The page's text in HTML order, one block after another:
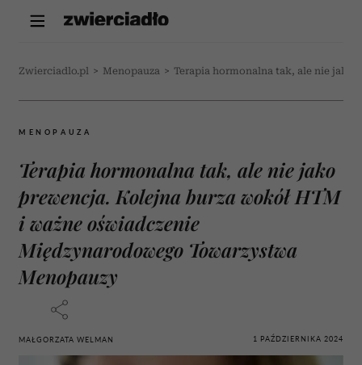
Zwierciadlo.pl > Menopauza > Terapia hormonalna tak, ale nie jako
MENOPAUZA
Terapia hormonalna tak, ale nie jako
prewencja. Kolejna burza wokół HTM
i ważne oświadczenie
Międzynarodowego Towarzystwa
Menopauzy
MAŁGORZATA WELMAN 1 PAŹDZIERNIKA 2024